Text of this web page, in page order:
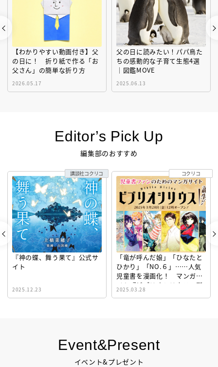
Event&Present
イベント&プレゼント
【わかりやすい動画付き】父
の日に！ 折り紙で作る「お
父さん」の簡単な折り方
2026.05.17
父の日に読みたい！パパ鳥た
ちの感動的な子育て生態4選
｜図鑑MOVE
2025.06.13
Editor’s Pick Up
編集部のおすすめ
『神の蝶、舞う果て』公式サ
イト
2025.12.23
講談社コクリコ
「竜が呼んだ娘」「ひなたと
ひかり」「NO.６」……人気
児童書を漫画化！ マンガサ
イト『ビブリオシリウス』誕
生！
2025.03.28
コクリコ